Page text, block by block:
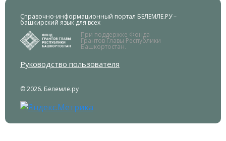
Справочно-информационный портал БЕЛЕМЛЕ.РУ –
башкирский язык для всех
При поддержке Фонда
Грантов Главы Республики
Башкортостан.
Руководство пользователя
© 2026. Белемле.ру